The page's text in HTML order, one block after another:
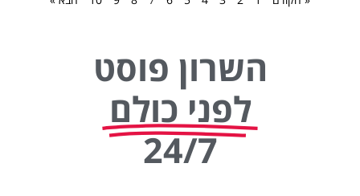
השרון פוסט
לפני כולם
24/7